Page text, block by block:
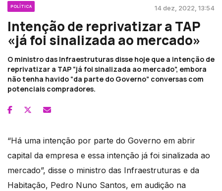
POLÍTICA 14 dez, 2022, 13:54
Intenção de reprivatizar a TAP
«já foi sinalizada ao mercado»
O ministro das Infraestruturas disse hoje que a intenção de
reprivatizar a TAP “já foi sinalizada ao mercado”, embora
não tenha havido “da parte do Governo” conversas com
potenciais compradores.
“Há uma intenção por parte do Governo em abrir
capital da empresa e essa intenção já foi sinalizada ao
mercado”, disse o ministro das Infraestruturas e da
Habitação, Pedro Nuno Santos, em audição na